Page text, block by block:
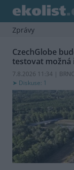
Zprávy
CzechGlobe
testovat možná
7.8.2026 11:34 |
Diskuse: 1